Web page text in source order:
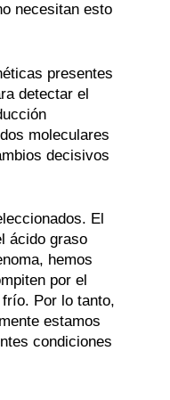
necesitan esto
presentes
detectar el
moleculares
decisivos
El
ácido graso
hemos
por el
Por lo tanto,
estamos
condiciones